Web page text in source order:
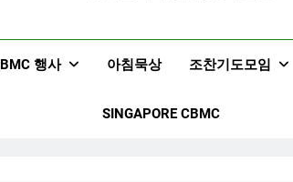
행사 아침묵상 조찬기도모임
SINGAPORE CBMC